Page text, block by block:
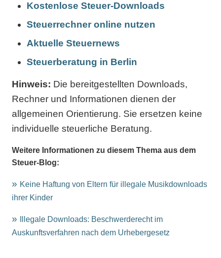
Kostenlose Steuer-Downloads
Steuerrechner online nutzen
Aktuelle Steuernews
Steuerberatung in Berlin
Hinweis: Die bereitgestellten Downloads,
Rechner und Informationen dienen der
allgemeinen Orientierung. Sie ersetzen keine
individuelle steuerliche Beratung.
Weitere Informationen zu diesem Thema aus dem
Steuer-Blog:
Keine Haftung von Eltern für illegale Musikdownloads
ihrer Kinder
Illegale Downloads: Beschwerderecht im
Auskunftsverfahren nach dem Urhebergesetz